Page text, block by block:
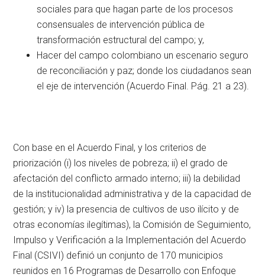
sociales para que hagan parte de los procesos
consensuales de intervención pública de
transformación estructural del campo; y,
Hacer del campo colombiano un escenario seguro
de reconciliación y paz; donde los ciudadanos sean
el eje de intervención (Acuerdo Final. Pág. 21 a 23).
Con base en el Acuerdo Final, y los criterios de
priorización (i) los niveles de pobreza; ii) el grado de
afectación del conflicto armado interno; iii) la debilidad
de la institucionalidad administrativa y de la capacidad de
gestión; y iv) la presencia de cultivos de uso ilícito y de
otras economías ilegítimas), la Comisión de Seguimiento,
Impulso y Verificación a la Implementación del Acuerdo
Final (CSIVI) definió un conjunto de 170 municipios
reunidos en 16 Programas de Desarrollo con Enfoque